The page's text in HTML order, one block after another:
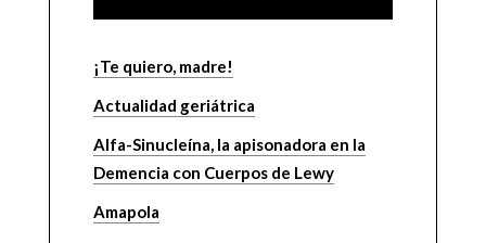
¡Te quiero, madre!
Actualidad geriátrica
Alfa-Sinucleína, la apisonadora en la
Demencia con Cuerpos de Lewy
Amapola